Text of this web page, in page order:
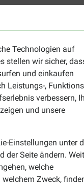
Technologien auf
stellen wir sicher,
und einkaufen
Leistungs-,
verbessern,
und unsere
Einstellungen unter
der Seite ändern.
welche
Zweck,